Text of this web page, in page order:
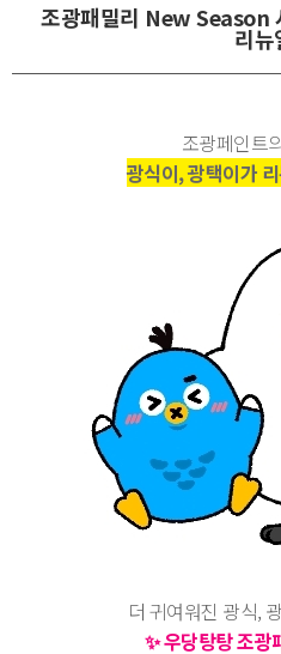
조광패밀리 New Season
리뉴
조광페인트
광식이, 광택이가
더 귀여워진 광식,
✨우당탕탕 조광